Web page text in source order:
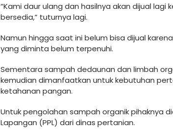
“Kami daur ulang dan hasilnya akan dijual lagi
bersedia,” tuturnya lagi.
Namun hingga saat ini belum bisa dijual
yang diminta belum terpenuhi.
Sementara sampah dedaunan dan limbah
kemudian dimanfaatkan untuk kebutuhan
ketahanan pangan.
Untuk pengolahan sampah organik pihaknya
Lapangan (PPL) dari dinas pertanian.